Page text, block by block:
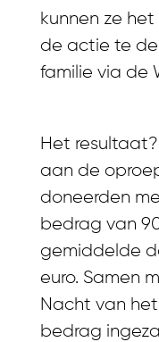
kunnen ze
de actie te
familie via de
Het
aan de
doneerden
bedrag van
gemiddelde
euro. Samen
Nacht van
bedrag